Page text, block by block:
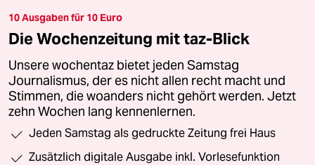
10 Ausgaben für 10 Euro
Die Wochenzeitung mit taz-Blick
Unsere wochentaz bietet jeden Samstag
Journalismus, der es nicht allen recht macht und
Stimmen, die woanders nicht gehört werden. Jetzt
zehn Wochen lang kennenlernen.
Jeden Samstag als gedruckte Zeitung frei Haus
Zusätzlich digitale Ausgabe inkl. Vorlesefunktion